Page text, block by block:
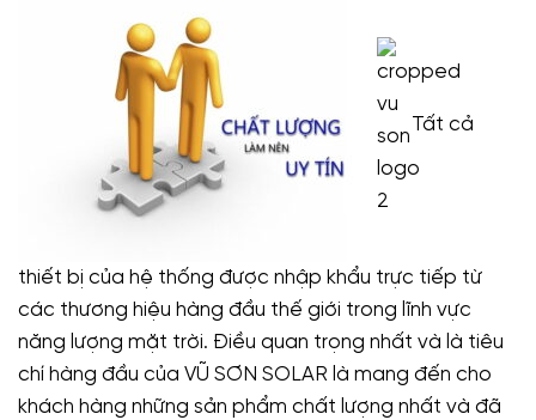
Tất cả
thiết bị của hệ thống được nhập khẩu trực tiếp từ
các thương hiệu hàng đầu thế giới trong lĩnh vực
năng lượng mặt trời. Điều quan trọng nhất và là tiêu
chí hàng đầu của VŨ SƠN SOLAR là mang đến cho
khách hàng những sản phẩm chất lượng nhất và đã